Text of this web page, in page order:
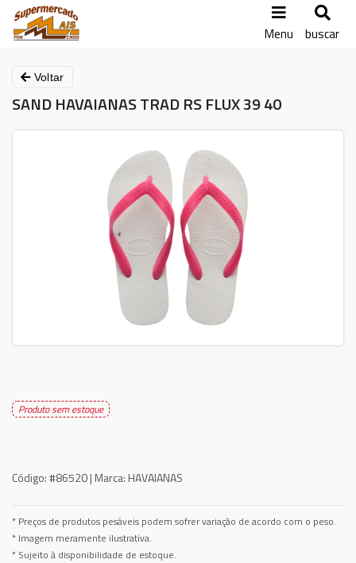
Menu buscar
Voltar
SAND HAVAIANAS TRAD RS FLUX 39 40
Produto sem estoque
Código:#86520 | Marca: HAVAIANAS
* Preços de produtos pesáveis podem sofrer variação de acordo com o peso.
* Imagem meramente ilustrativa.
* Sujeito à disponibilidade de estoque.